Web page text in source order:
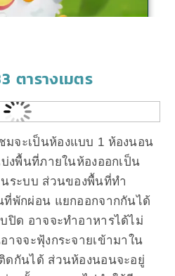
ตารางเมตร
มจะเป็นห้องแบบ 1 ห้องนอน
งพื้นที่ภายในห้องออกเป็น
ระบบ ส่วนของพื้นที่ทำ
ที่พักผ่อน แยกออกจากกันได้
ปิด อาจจะทำอาหารได้ไม่
าจจะฟุ้งกระจายเข้ามาใน
ดกันได้ ส่วนห้องนอนจะอยู่